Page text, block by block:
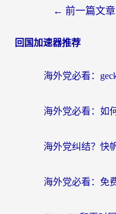
← 前一篇文章
回国加速器推荐